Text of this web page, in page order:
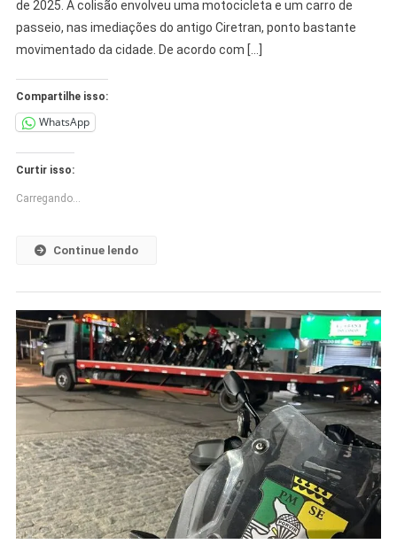
de 2025. A colisão envolveu uma motocicleta e um carro de
passeio, nas imediações do antigo Ciretran, ponto bastante
movimentado da cidade. De acordo com […]
Compartilhe isso:
WhatsApp
Curtir isso:
Carregando...
Continue lendo